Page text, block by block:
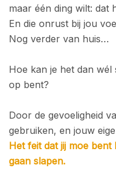
maar één ding wilt: dat
En die onrust bij jou
Nog verder van huis…
Hoe kan je het dan wél
op bent?
Door de gevoeligheid
gebruiken, en jouw
Het feit dat jij moe
gaan slapen.